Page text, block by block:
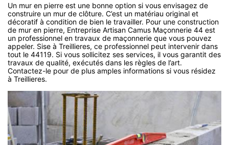
Un mur en pierre est une bonne option si vous envisagez de
construire un mur de clôture. C’est un matériau original et
décoratif à condition de bien le travailler. Pour une construction
de mur en pierre, Entreprise Artisan Camus Maçonnerie 44 est
un professionnel en travaux de maçonnerie que vous pouvez
appeler. Sise à Treillieres, ce professionnel peut intervenir dans
tout le 44119. Si vous sollicitez ses services, il vous garantit des
travaux de qualité, exécutés dans les règles de l’art.
Contactez-le pour de plus amples informations si vous résidez
à Treillieres.